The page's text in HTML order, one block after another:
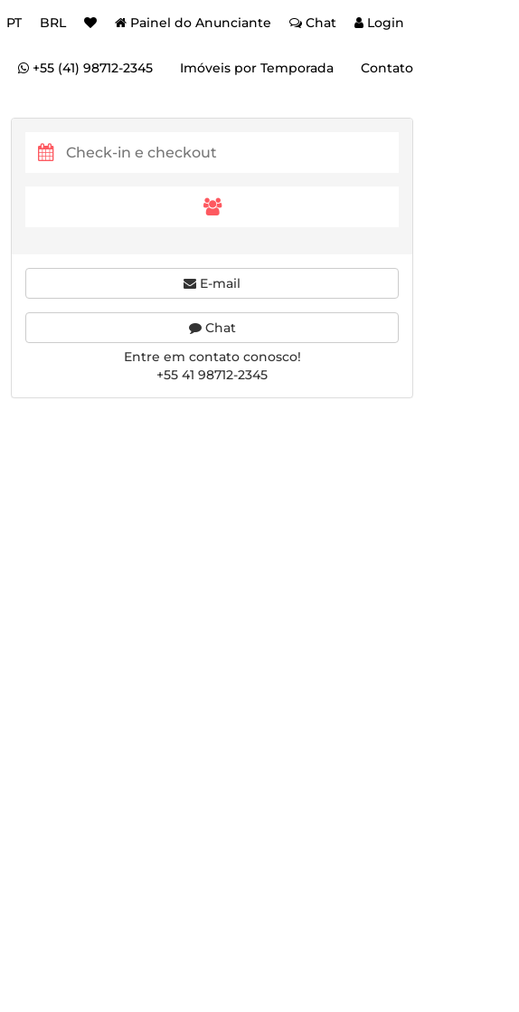
PT BRL Painel do Anunciante Chat Login
+55 (41) 98712-2345 Imóveis por Temporada Contato
E-mail
Chat
Entre em contato conosco!
+55 41 98712-2345